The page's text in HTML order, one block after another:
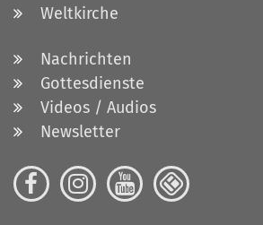
Weltkirche
Nachrichten
Gottesdienste
Videos / Audios
Newsletter